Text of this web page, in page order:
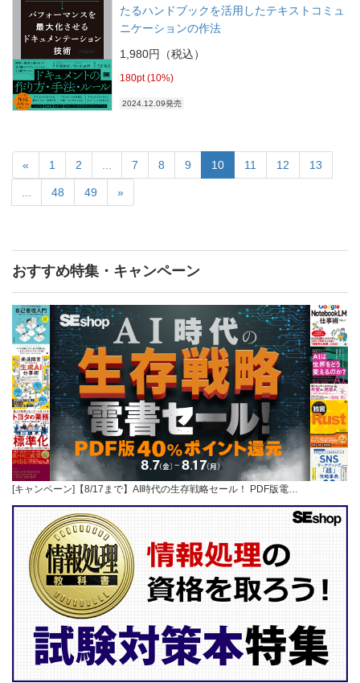
たるハンドブックを活用したテキストコミュ
ニケーションの作法
1,980円（税込）
180pt (10%)
2024.12.09発売
« 1 2 7 8 9 10 11 12 13
48 49 »
おすすめ特集・キャンペーン
[キャンペーン]【8/17まで】AI時代の生存戦略セール！ PDF版電…